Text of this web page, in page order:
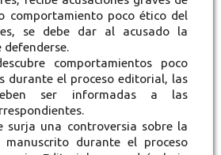
comportamiento poco ético del
se debe dar al acusado la
comportamientos poco
durante el proceso editorial, las
ser informadas a las
surja una controversia sobre la
durante el proceso